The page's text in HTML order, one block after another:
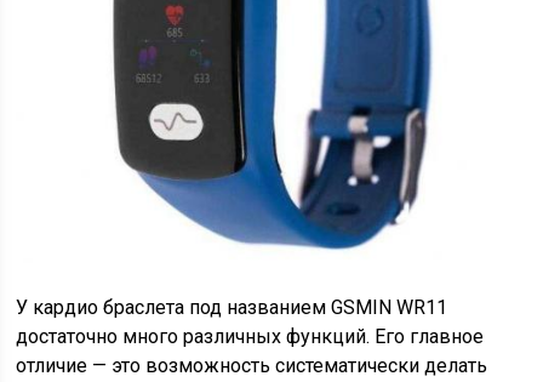
У кардио браслета под названием GSMIN WR11
достаточно много различных функций. Его главное
отличие — это возможность систематически делать